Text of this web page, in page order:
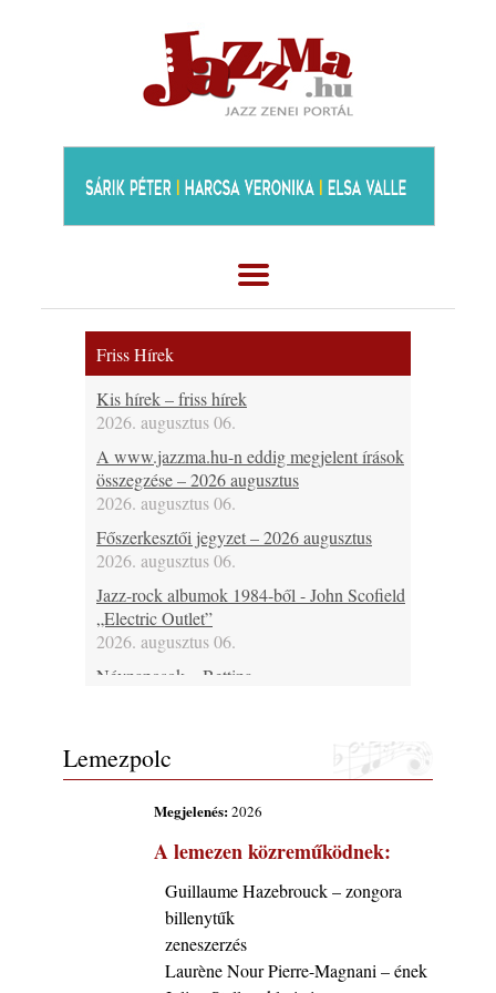
Friss Hírek
Kis hírek – friss hírek
2026. augusztus 06.
A www.jazzma.hu-n eddig megjelent írások
összegzése – 2026 augusztus
2026. augusztus 06.
Főszerkesztői jegyzet – 2026 augusztus
2026. augusztus 06.
Jazz-rock albumok 1984-ből - John Scofield
„Electric Outlet”
2026. augusztus 06.
Névnaposok – Bettina
Bubenyák Zoltán, 46 éves Horváth „Plutó”
József és 60 éves Regina Carter
2026. augusztus 06.
2026. augusztus 06.
Ma 30 éve halt meg Bobby Enriquez
2026. augusztus 06.
Ezen a napon – augusztus 6. (2026)
2026. augusztus 06.
Lemezpolc
Megjelenés:2026
A lemezen közreműködnek:
Guillaume Hazebrouck – zongora
billenytűk
zeneszerzés
Laurène Nour Pierre-Magnani – ének